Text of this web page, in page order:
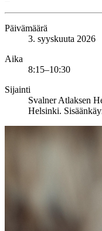
Päivämäärä
3. syyskuuta 2026
Aika
8:15–10:30
Sijainti
Svalner Atlaksen
Helsinki.